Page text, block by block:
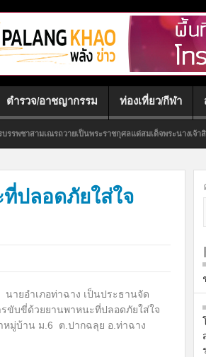
ตำรวจ/อาชญากรรม ท่องเที่ยว/กีฬา
พระราชกุศลแด่สมเด็จพระนางเจ้าสิริกิติ์ พระบรมราชินีนา
ปลอดภัยใส่ใจ
ายอำเภอท่าฉาง เป็นประธานจัด
ขับขี่ด้วยยานพาหนะที่ปลอดภัยใส่ใจ
หมู่บ้าน ม.6 ต.ปากฉลุย อ.ท่าฉาง